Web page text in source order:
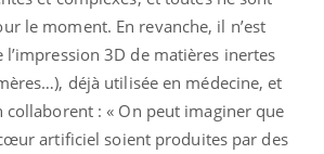
le moment. En revanche, il n’est
l’impression 3D de matières inertes
déjà utilisée en médecine, et
: « On peut imaginer que
artificiel soient produites par des